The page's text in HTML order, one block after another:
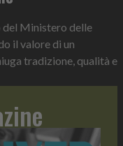
del Ministero delle
il valore di un
tradizione, qualità e